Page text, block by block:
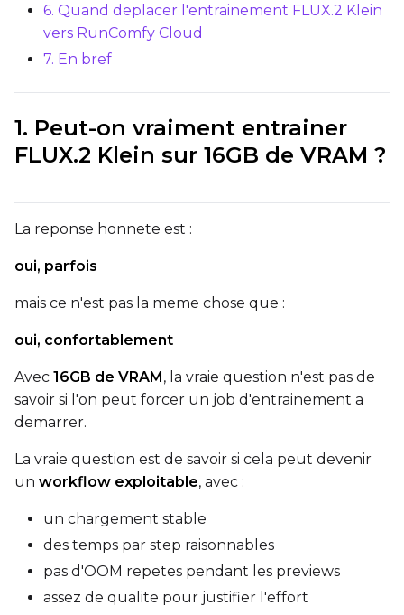
Loss Type
ToggleUse EMA
Use EMA
ToggleCache Text
Cache Text
Toggle Differential
Differential Output
ToggleContrastive Guidance
6. Quand deplacer l'entrainement FLUX.2 Klein
vers RunComfy Cloud
7. En bref
1. Peut-on vraiment entrainer
FLUX.2 Klein sur 16GB de VRAM ?
La reponse honnete est :
oui, parfois
mais ce n'est pas la meme chose que :
oui, confortablement
Avec 16GB de VRAM, la vraie question n'est pas de
savoir si l'on peut forcer un job d'entrainement a
demarrer.
La vraie question est de savoir si cela peut devenir
un workflow exploitable, avec :
un chargement stable
des temps par step raisonnables
pas d'OOM repetes pendant les previews
assez de qualite pour justifier l'effort